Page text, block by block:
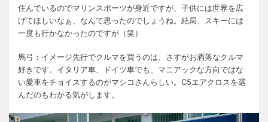
住んでいるのでマリンスポーツが身近ですが、子供には世界を広
げてほしいなぁ、なんて思ったのでしょうね。結局、スキーには
一度も行かなかったのですが（笑）
馬弓：イメージ先行でクルマを買うのは、さすがお洒落なクルマ
好きです。イタリア車、ドイツ車でも、マニアックな方向ではな
い愛車をチョイスするのがマシコさんらしい。 C5エアクロスを選
んだのもわかる気がします。